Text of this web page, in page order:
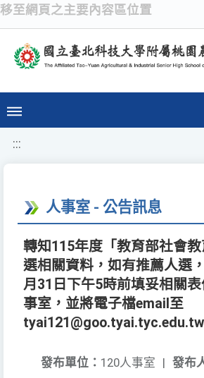
移至網頁之主要內容區位置
:::
人事室 - 公告訊息
轉知115年度「教育部社會
選相關資料，如有推薦人選
月31日下午5時前填妥相關
事室，並將電子檔email至
tyai121@goo.tyai.tyc.edu.tw
發布
發布單位： 120人事室 |